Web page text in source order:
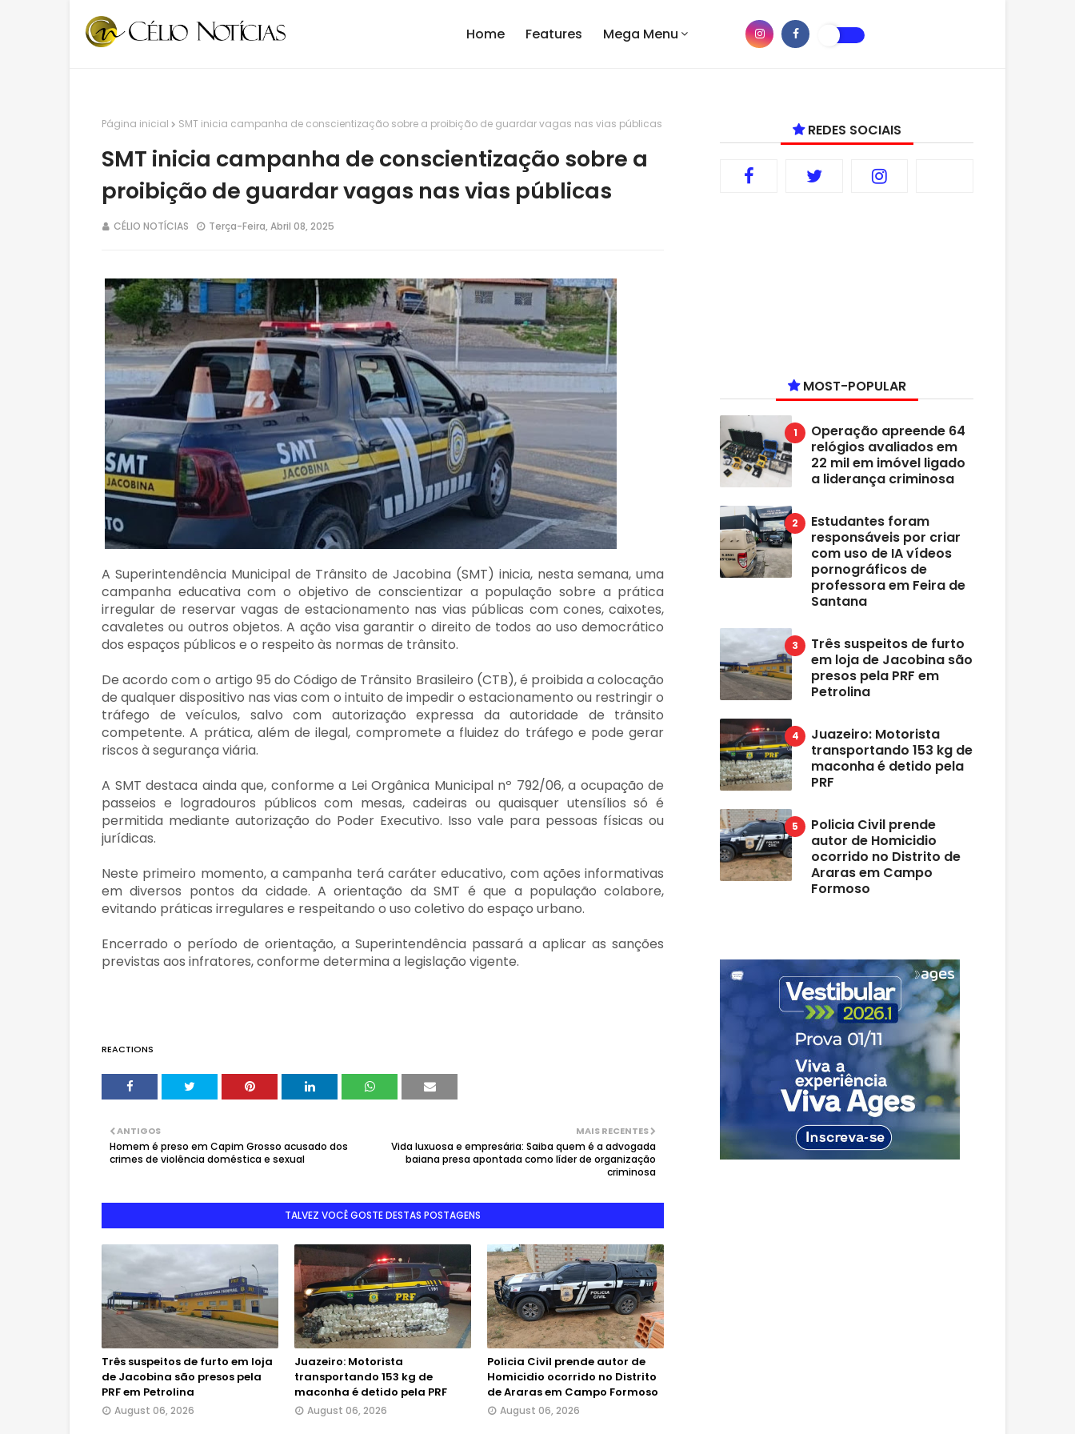
Home Features Mega Menu
Página inicial SMT inicia campanha de conscientização sobre a proibição de guardar vagas nas vias públicas
SMT inicia campanha de conscientização sobre a
proibição de guardar vagas nas vias públicas
CÉLIO NOTÍCIAS Terça-Feira, Abril 08, 2025
A Superintendência Municipal de Trânsito de Jacobina (SMT) inicia, nesta semana, uma
campanha educativa com o objetivo de conscientizar a população sobre a prática
irregular de reservar vagas de estacionamento nas vias públicas com cones, caixotes,
cavaletes ou outros objetos. A ação visa garantir o direito de todos ao uso democrático
dos espaços públicos e o respeito às normas de trânsito.
De acordo com o artigo 95 do Código de Trânsito Brasileiro (CTB), é proibida a colocação
de qualquer dispositivo nas vias com o intuito de impedir o estacionamento ou restringir o
tráfego de veículos, salvo com autorização expressa da autoridade de trânsito
competente. A prática, além de ilegal, compromete a fluidez do tráfego e pode gerar
riscos à segurança viária.
A SMT destaca ainda que, conforme a Lei Orgânica Municipal nº 792/06, a ocupação de
passeios e logradouros públicos com mesas, cadeiras ou quaisquer utensílios só é
permitida mediante autorização do Poder Executivo. Isso vale para pessoas físicas ou
jurídicas.
Neste primeiro momento, a campanha terá caráter educativo, com ações informativas
em diversos pontos da cidade. A orientação da SMT é que a população colabore,
evitando práticas irregulares e respeitando o uso coletivo do espaço urbano.
Encerrado o período de orientação, a Superintendência passará a aplicar as sanções
previstas aos infratores, conforme determina a legislação vigente.
REACTIONS
MAIS RECENTES
Vida luxuosa e empresária: Saiba quem é a advogada
baiana presa apontada como líder de organização
criminosa
ANTIGOS
Homem é preso em Capim Grosso acusado dos
crimes de violência doméstica e sexual
TALVEZ VOCÊ GOSTE DESTAS POSTAGENS
Três suspeitos de furto em loja
de Jacobina são presos pela
PRF em Petrolina
August 06, 2026
Juazeiro: Motorista
transportando 153 kg de
maconha é detido pela PRF
August 06, 2026
Policia Civil prende autor de
Homicidio ocorrido no Distrito
de Araras em Campo Formoso
August 06, 2026
REDES SOCIAIS
MOST-POPULAR
Operação apreende 64
relógios avaliados em
22 mil em imóvel ligado
a liderança criminosa
Estudantes foram
responsáveis por criar
com uso de IA vídeos
pornográficos de
professora em Feira de
Santana
Três suspeitos de furto
em loja de Jacobina são
presos pela PRF em
Petrolina
Juazeiro: Motorista
transportando 153 kg de
maconha é detido pela
PRF
Policia Civil prende
autor de Homicidio
ocorrido no Distrito de
Araras em Campo
Formoso